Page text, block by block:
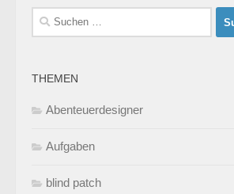
Suchen
nach:
THEMEN
Abenteuerdesigner
Aufgaben
blind patch